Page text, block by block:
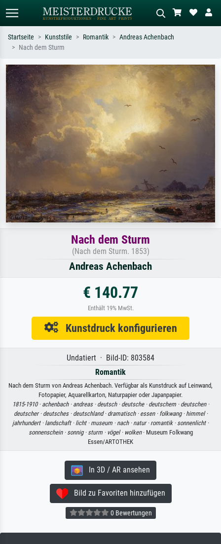
Suchen Sie nach Künstlern, Werktiteln
oder Stilen – z.B. Monet,
Sternennacht, Impressionismus, Welle
Hokusai, Akt.
Beschreiben Sie die Szene – z.B. Grüne
Wiese, Abstrakt mit viel Rot, Dunkles
Ölgemälde, Stehender Akt neben einem
Baum.
Startseite Kunststile Romantik
Andreas Achenbach
Nach dem Sturm
Nach dem Sturm
(Nach dem Sturm. 1853)
Andreas Achenbach
€ 140.77
Enthält 19% MwSt.
Kunstdruck konfigurieren
Undatiert · Bild-ID: 803584
Romantik
Nach dem Sturm von Andreas Achenbach. Verfügbar als Kunstdruck auf Leinwand,
Fotopapier, Aquarellkarton, Naturpapier oder Japanpapier.
1815-1910 · achenbach · andreas · deutsch · deutsche · deutschem · deutschen ·
deutscher · deutsches · deutschland · dramatisch · essen · folkwang · himmel ·
jahrhundert · landschaft · licht · museum · nach · natur · romantik · sonnenlicht ·
sonnenschein · sonnig · sturm · vögel · wolken· Museum Folkwang
Essen/ARTOTHEK
In 3D / AR ansehen
Bild zu Favoriten hinzufügen
0 Bewertungen